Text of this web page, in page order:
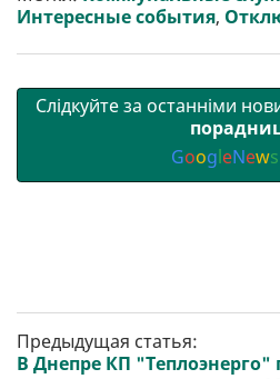
Интересные события,
Слідкуйте за останніми
GoogleNews
Предыдущая статья:
В Днепре КП "Теплоэнерго"